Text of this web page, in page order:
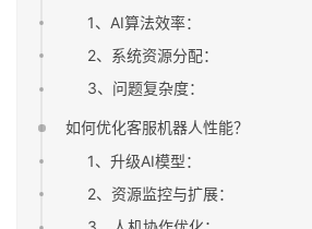
1、AI算法效率：
2、系统资源分配：
3、问题复杂度：
如何优化客服机器人性能？
1、升级AI模型：
2、资源监控与扩展：